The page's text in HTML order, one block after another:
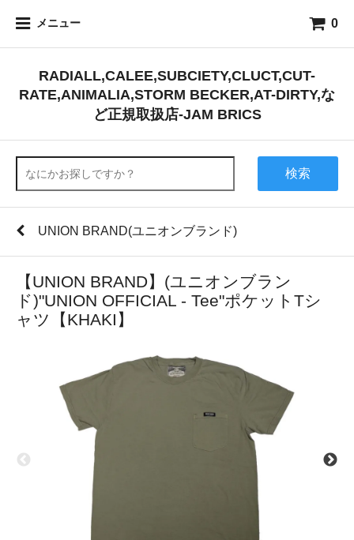
メニュー 0
RADIALL,CALEE,SUBCIETY,CLUCT,CUT-
RATE,ANIMALIA,STORM BECKER,AT-DIRTY,な
ど正規取扱店-JAM BRICS
検索
UNION BRAND(ユニオンブランド)
【UNION BRAND】(ユニオンブラン
ド)"UNION OFFICIAL - Tee"ポケットTシ
ャツ【KHAKI】